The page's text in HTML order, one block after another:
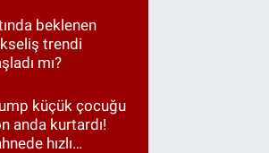
beklenen
trendi
mı?
küçük çocuğu
anda kurtardı!
hızlı